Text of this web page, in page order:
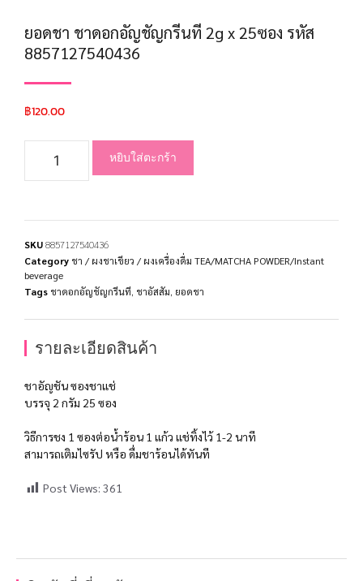
ยอดชา ชาดอกอัญชัญกรีนที 2g x 25ซอง รหัส
8857127540436
฿120.00
หยิบใส่ตะกร้า
SKU8857127540436
Category ชา / ผงชาเขียว / ผงเครื่องดื่ม TEA/MATCHA POWDER/Instant
beverage
Tags ชาดอกอัญชัญกรีนที ชาอัสสัม ยอดชา
รายละเอียดสินค้า
ชาอัญชัน ซองชาแช่
บรรจุ 2 กรัม 25 ซอง
วิธีการชง 1 ซองต่อน้ำร้อน 1 แก้ว แช่ทิ้งไว้ 1-2 นาที
สามารถเติมไซรัป หรือ ดื่มชาร้อนได้ทันที
Post Views: 361